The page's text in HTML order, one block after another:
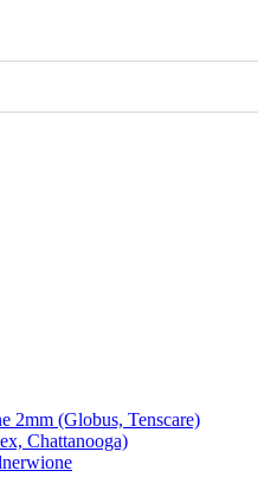
2mm (Globus, Tenscare)
Chattanooga)